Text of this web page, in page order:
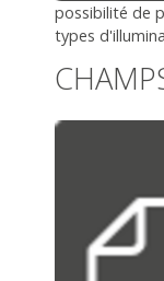
possibilité de
types